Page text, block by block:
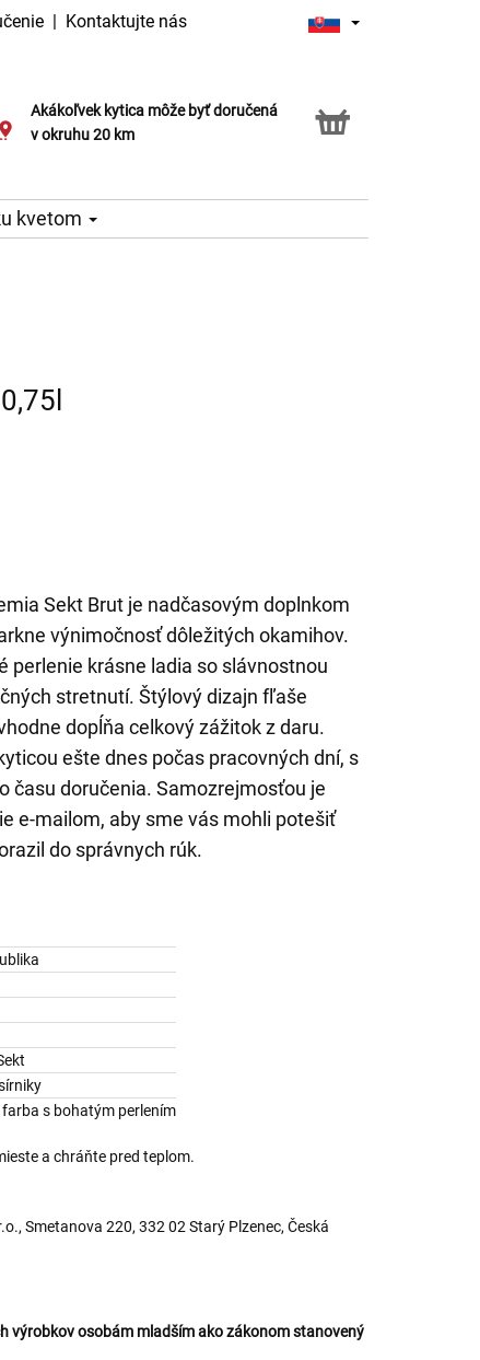
| Kontaktujte nás
Akákoľvek kytica môže byť doručená
v okruhu 20 km
Služba Click & Collect
kvetom
Sekt Brut je nadčasovým doplnkom
výnimočnosť dôležitých okamihov.
perlenie krásne ladia so slávnostnou
stretnutí. Štýlový dizajn fľaše
dopĺňa celkový zážitok z daru.
ešte dnes počas pracovných dní, s
času doručenia. Samozrejmosťou je
e-mailom, aby sme vás mohli potešiť
do správnych rúk.
s bohatým perlením
a chráňte pred teplom.
Smetanova 220, 332 02 Starý Plzenec, Česká
výrobkov osobám mladším ako zákonom stanovený